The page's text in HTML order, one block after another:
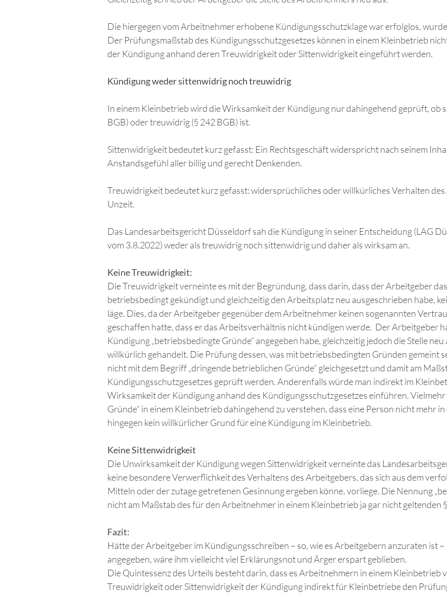
Die hiergegen vom Arbeitnehmer erhobene Kündigungsschutzklage war erfolglos,
Der Prüfungsmaßstab des Kündigungsschutzgesetzes können in einem Kleinbetrieb
der Kündigung anhand deren Treuwidrigkeit oder Sittenwidrigkeit eingeführt werden.
Kündigung weder sittenwidrig noch treuwidrig
In einem Kleinbetrieb wird die Wirksamkeit der Kündigung nur dahingehend geprüft, ob
BGB) oder treuwidrig (§ 242 BGB) ist.
Sittenwidrigkeit bedeutet kurz gefasst: Ein Rechtsgeschäft widerspricht nach seinem
Anstandsgefühl aller billig und gerecht Denkenden.
Treuwidrigkeit bedeutet kurz gefasst: widersprüchliches oder willkürliches Verhalten
Unzeit.
Das Landesarbeitsgericht Düsseldorf sah die Kündigung in seiner Entscheidung (LAG
vom 3.8.2022) weder als treuwidrig noch sittenwidrig und daher als wirksam an.
Keine Treuwidrigkeit:
Die Treuwidrigkeit verneinte es mit der Begründung, dass darin, dass der Arbeitgeber
betriebsbedingt gekündigt und gleichzeitig den Arbeitsplatz neu ausgeschrieben habe,
läge. Dies, da der Arbeitgeber gegenüber dem Arbeitnehmer keinen sogenannten
geschaffen hatte, dass er das Arbeitsverhältnis nicht kündigen werde. Der Arbeitgeber
Kündigung „betriebsbedingte Gründe“ angegeben habe, gleichzeitig jedoch die Stelle
willkürlich gehandelt. Die Prüfung dessen, was mit betriebsbedingten Gründen gemeint
nicht mit dem Begriff „dringende betrieblichen Gründe“ gleichgesetzt und damit am
Kündigungsschutzgesetzes geprüft werden. Anderenfalls würde man indirekt im
Wirksamkeit der Kündigung anhand des Kündigungsschutzgesetzes einführen.
Gründe“ in einem Kleinbetrieb dahingehend zu verstehen, dass eine Person nicht mehr
hingegen kein willkürlicher Grund für eine Kündigung im Kleinbetrieb.
Keine Sittenwidrigkeit
Die Unwirksamkeit der Kündigung wegen Sittenwidrigkeit verneinte das
keine besondere Verwerflichkeit des Verhaltens des Arbeitgebers, das sich aus dem
Mitteln oder der zutage getretenen Gesinnung ergeben könne, vorliege. Die Nennung
nicht am Maßstab des für den Arbeitnehmer in einem Kleinbetrieb ja gar nicht geltenden §
Fazit:
Hätte der Arbeitgeber im Kündigungsschreiben – so, wie es Arbeitgebern anzuraten ist
angegeben, wäre ihm vielleicht viel Erklärungsnot und Ärger erspart geblieben.
Die Quintessenz des Urteils besteht darin, dass es Arbeitnehmern in einem
Treuwidrigkeit oder Sittenwidrigkeit der Kündigung indirekt für Kleinbetriebe den